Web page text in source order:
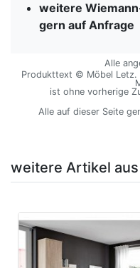
weitere
gern auf Anfrage
Alle
Produkttext © Möbel Letz.
ist ohne vorherige
Alle auf dieser Seite
weitere Artikel